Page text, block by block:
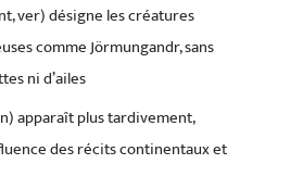
ver) désigne les créatures
comme Jörmungandr, sans
ni d’ailes
apparaît plus tardivement,
des récits continentaux et